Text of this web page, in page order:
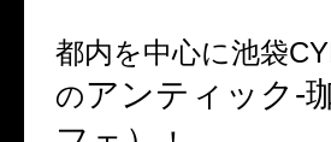
都内を中心に池袋
のアンティック-